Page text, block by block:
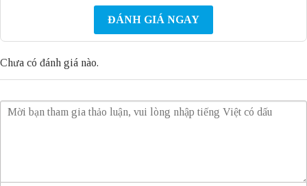
ĐÁNH GIÁ NGAY
Chưa có đánh giá nào.